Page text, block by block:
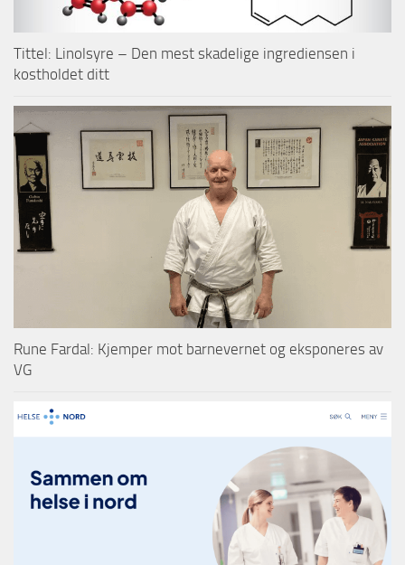
Tittel: Linolsyre – Den mest skadelige ingrediensen i
kostholdet ditt
Rune Fardal: Kjemper mot barnevernet og eksponeres av
VG